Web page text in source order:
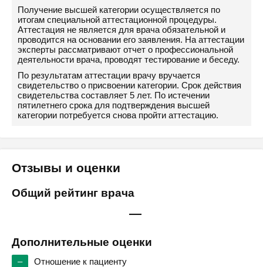
Получение высшей категории осуществляется по
итогам специальной аттестационной процедуры.
Аттестация не является для врача обязательной и
проводится на основании его заявления. На аттестации
эксперты рассматривают отчет о профессиональной
деятельности врача, проводят тестирование и беседу.
По результатам аттестации врачу вручается
свидетельство о присвоении категории. Срок действия
свидетельства составляет 5 лет. По истечении
пятилетнего срока для подтверждения высшей
категории потребуется снова пройти аттестацию.
Отзывы и оценки
Общий рейтинг врача
—
Дополнительные оценки
–
Отношение к пациенту